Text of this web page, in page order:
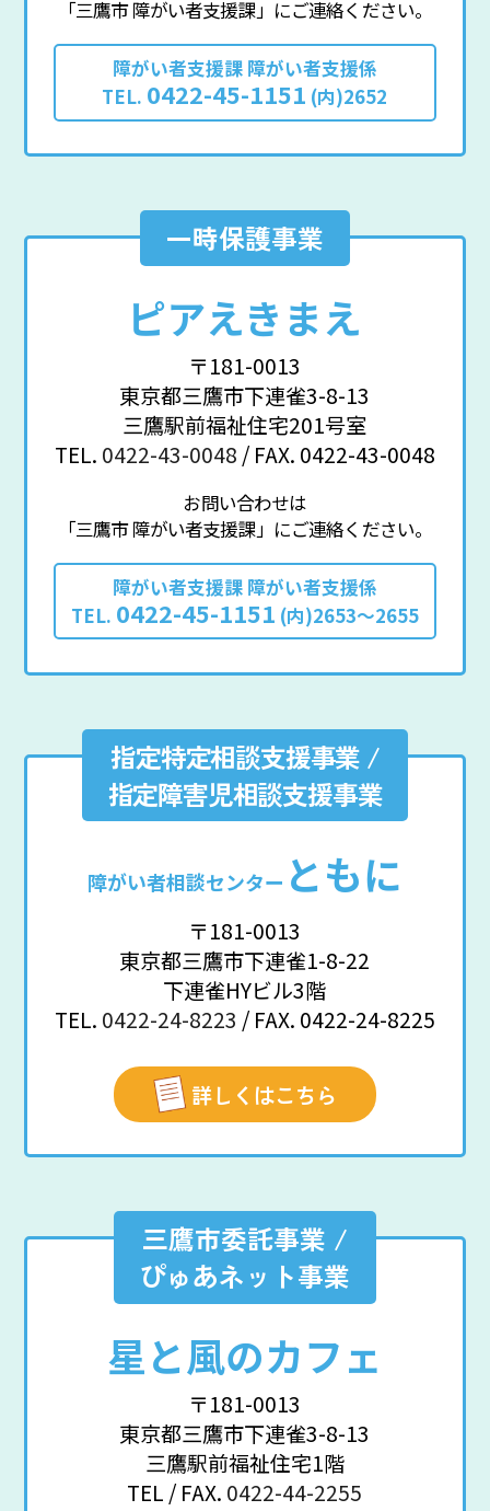
「三鷹市 障がい者支援課」にご連絡ください。
障がい者支援課 障がい者支援係
TEL. 0422-45-1151 (内)2652
一時保護事業
ピアえきまえ
〒181-0013
東京都三鷹市下連雀3-8-13
三鷹駅前福祉住宅201号室
TEL. 0422-43-0048 / FAX. 0422-43-0048
お問い合わせは
「三鷹市 障がい者支援課」にご連絡ください。
障がい者支援課 障がい者支援係
TEL. 0422-45-1151 (内)2653～2655
指定特定相談支援事業 /
指定障害児相談支援事業
障がい者相談センター ともに
〒181-0013
東京都三鷹市下連雀1-8-22
下連雀HYビル3階
TEL. 0422-24-8223 / FAX. 0422-24-8225
詳しくはこちら
三鷹市委託事業 /
ぴゅあネット事業
星と風のカフェ
〒181-0013
東京都三鷹市下連雀3-8-13
三鷹駅前福祉住宅1階
TEL / FAX. 0422-44-2255